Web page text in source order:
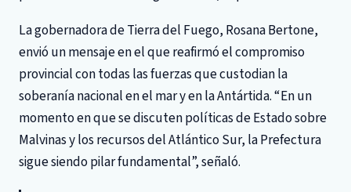
La gobernadora de Tierra del Fuego, Rosana Bertone,
envió un mensaje en el que reafirmó el compromiso
provincial con todas las fuerzas que custodian la
soberanía nacional en el mar y en la Antártida. “En un
momento en que se discuten políticas de Estado sobre
Malvinas y los recursos del Atlántico Sur, la Prefectura
sigue siendo pilar fundamental”, señaló.